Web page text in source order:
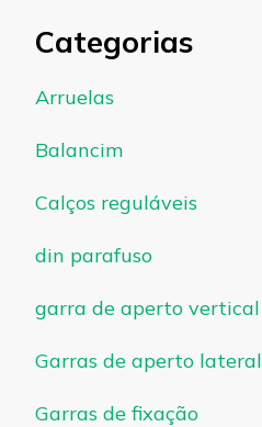
Categorias
Arruelas
Balancim
Calços reguláveis
din parafuso
garra de aperto vertical
Garras de aperto lateral
Garras de fixação